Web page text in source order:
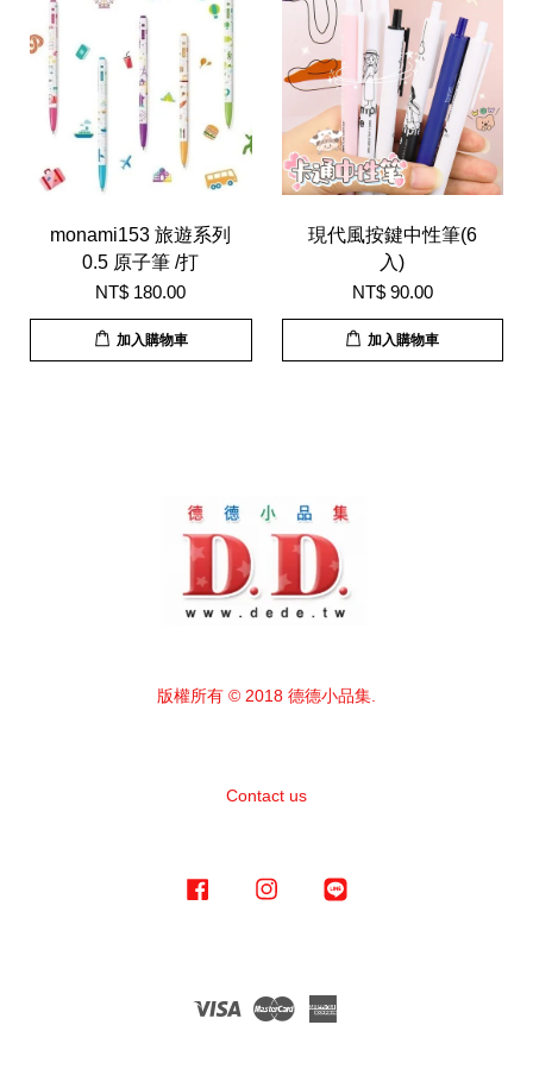
monami153 旅遊系列
0.5 原子筆 /打
NT$ 180.00
加入購物車
現代風按鍵中性筆(6
入)
NT$ 90.00
加入購物車
版權所有 © 2018 德德小品集.
Contact us
Facebook Instagram
Visa Master